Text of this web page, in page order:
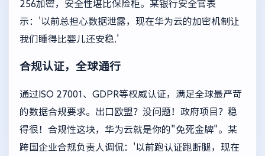
256加密，安全性堪比保险柜。某银行安全官表
示：'以前总担心数据泄露，现在华为云的加密机制让
我们睡得比婴儿还安稳.'
合规认证，全球通行
通过ISO 27001、GDPR等权威认证，满足全球最严苛
的数据合规要求。出口欧盟？没问题！政府项目？稳
得很！合规性这块，华为云就是你的"免死金牌"。某
跨国企业合规负责人调侃：'以前跑认证跑断腿，现在